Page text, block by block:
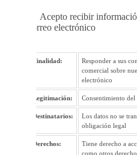
Acepto recibir
correo electrónico
Finalidad:
Responder a sus
comercial sobre
electrónico
Legitimación: Consentimiento del
Destinatarios:
Los datos no se
obligación legal
Derechos:
Tiene derecho a
como otros